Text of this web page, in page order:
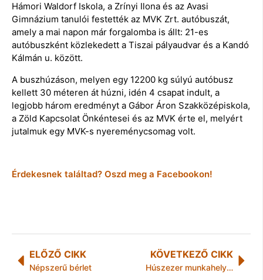
Hámori Waldorf Iskola, a Zrínyi Ilona és az Avasi
Gimnázium tanulói festették az MVK Zrt. autóbuszát,
amely a mai napon már forgalomba is állt: 21-es
autóbuszként közlekedett a Tiszai pályaudvar és a Kandó
Kálmán u. között.
A buszhúzáson, melyen egy 12200 kg súlyú autóbusz
kellett 30 méteren át húzni, idén 4 csapat indult, a
legjobb három eredményt a Gábor Áron Szakközépiskola,
a Zöld Kapcsolat Önkéntesei és az MVK érte el, melyért
jutalmuk egy MVK-s nyereménycsomag volt.
Érdekesnek találtad? Oszd meg a Facebookon!
ELŐZŐ CIKK
Népszerű bérlet
KÖVETKEZŐ CIKK
Húszezer munkahely az európai fiataloknak